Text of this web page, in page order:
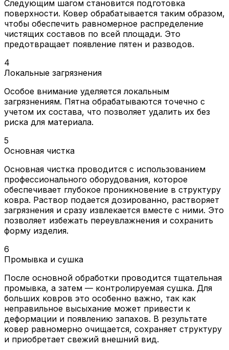
Следующим шагом становится подготовка
поверхности. Ковер обрабатывается таким образом,
чтобы обеспечить равномерное распределение
чистящих составов по всей площади. Это
предотвращает появление пятен и разводов.
4
Локальные загрязнения
Особое внимание уделяется локальным
загрязнениям. Пятна обрабатываются точечно с
учетом их состава, что позволяет удалить их без
риска для материала.
5
Основная чистка
Основная чистка проводится с использованием
профессионального оборудования, которое
обеспечивает глубокое проникновение в структуру
ковра. Раствор подается дозированно, растворяет
загрязнения и сразу извлекается вместе с ними. Это
позволяет избежать переувлажнения и сохранить
форму изделия.
6
Промывка и сушка
После основной обработки проводится тщательная
промывка, а затем — контролируемая сушка. Для
больших ковров это особенно важно, так как
неправильное высыхание может привести к
деформации и появлению запахов. В результате
ковер равномерно очищается, сохраняет структуру
и приобретает свежий внешний вид.